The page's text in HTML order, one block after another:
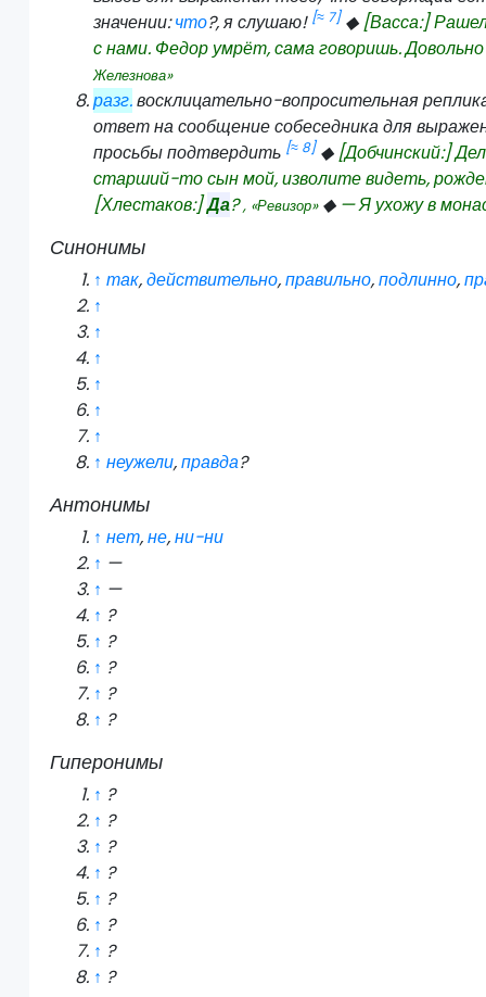
значении:что?,я слушаю! [≈ 7] ◆ [Васса:]
с нами. Федор умрёт, сама говоришь.
Железнова»
разг.восклицательно-вопросительная
ответ на сообщение собеседника для
просьбы подтвердить [≈ 8] ◆ [Добчинский:]
старший-то сын мой, изволите видеть,
[Хлестаков:]Да?, «Ревизор» ◆ — Я ухожу в
Синонимы
↑ так,действительно,правильно,подлинно,
↑
↑
↑
↑
↑
↑
↑ неужели,правда?
Антонимы
↑ нет,не,ни-ни
↑ —
↑ —
↑ ?
↑ ?
↑ ?
↑ ?
↑ ?
Гиперонимы
↑ ?
↑ ?
↑ ?
↑ ?
↑ ?
↑ ?
↑ ?
↑ ?